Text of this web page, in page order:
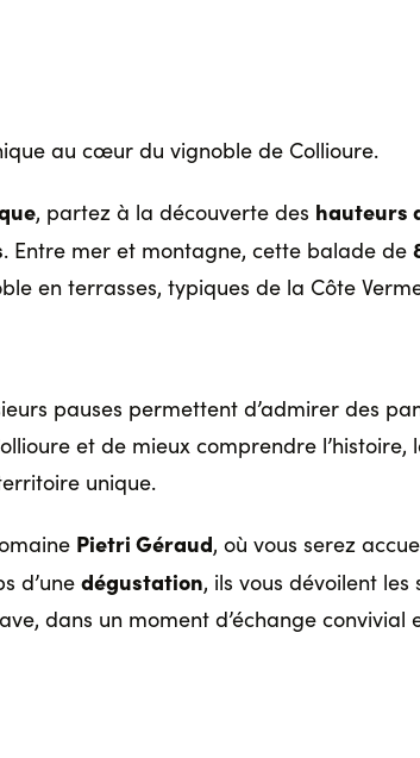
au cœur du vignoble de Collioure.
, partez à la découverte des hauteurs
. Entre mer et montagne, cette balade de
en terrasses, typiques de la Côte
pauses permettent d’admirer des
et de mieux comprendre
unique.
Pietri Géraud, où vous serez
d’une dégustation, ils vous dévoilent les
dans un moment d’échange convivial